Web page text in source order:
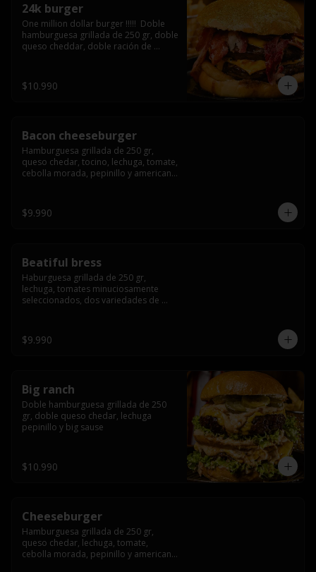
24k burger
One million dollar burger !!!!!  Doble
hamburguesa grillada de 250 gr, doble
queso cheddar, doble ración de
gold glitter
$10.990
Bacon cheeseburger
Hamburguesa grillada de 250 gr,
queso chedar, tocino, lechuga, tomate,
cebolla morada, pepinillo y american
$9.990
Beatiful bress
Haburguesa grillada de 250 gr,
lechuga, tomates minuciosamente
seleccionados, dos variedades de
lentamente en el grill, para finalizar
todo con una envolvente salsa cristal
$9.990
Big ranch
Doble hamburguesa grillada de 250
gr, doble queso chedar, lechuga
pepinillo y big sause
$10.990
Cheeseburger
Hamburguesa grillada de 250 gr,
queso chedar, lechuga, tomate,
cebolla morada, pepinillo y american